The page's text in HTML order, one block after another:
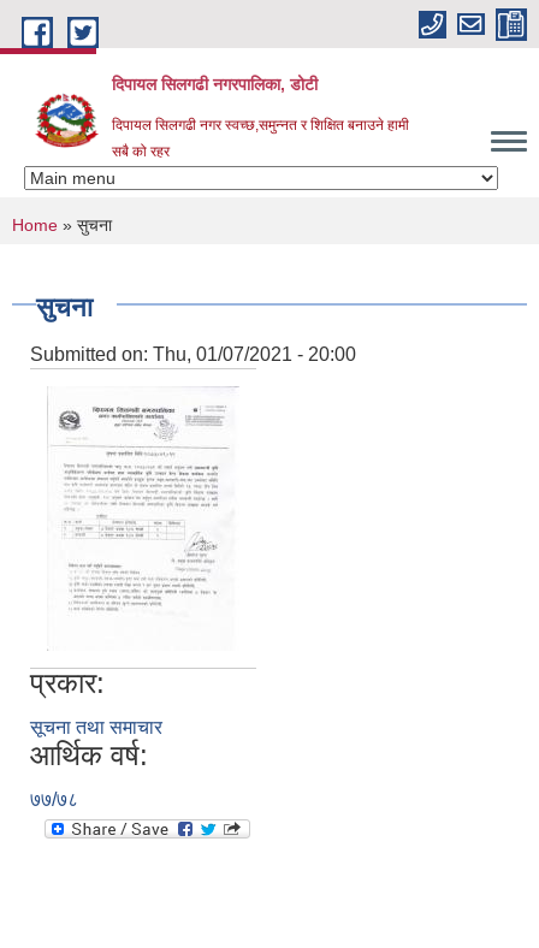
Skip to main content
दिपायल सिलगढी नगरपालिका, डोटी
दिपायल सिलगढी नगर स्वच्छ,समुन्नत र शिक्षित बनाउने हामी
सबै को रहर
You are here
Home » सुचना
सुचना
Submitted on: Thu, 01/07/2021 - 20:00
प्रकार:
सूचना तथा समाचार
आर्थिक वर्ष:
७७/७८